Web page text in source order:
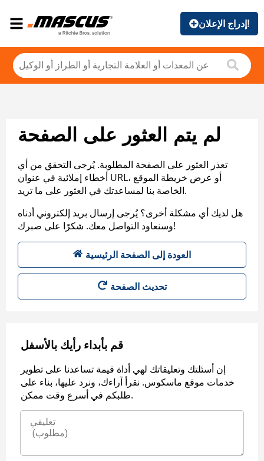
إدراج الإعلان!
لم يتم العثور على الصفحة
تعذر العثور على الصفحة المطلوبة. يُرجى التحقق من أي
أخطاء إملائية في عنوان URL، أو عرض خريطة الموقع
الخاصة بنا لمساعدتك في العثور على ما تريد.
هل لديك أي مشكلة أخرى؟ يُرجى إرسال بريد إلكتروني أدناه
وسنعاود التواصل معك. شكرًا على صبرك!
العودة إلى الصفحة الرئيسية
تحديث الصفحة
قم بأبداء رأيك بالأسفل
إن أسئلتك وتعليقاتك لهي أداة قيمة تساعدنا على تطوير
خدمات موقع ماسكوس. نقرأ آراءك، ونرد عليها، بناء على
طلبكم في أسرع وقت ممكن.